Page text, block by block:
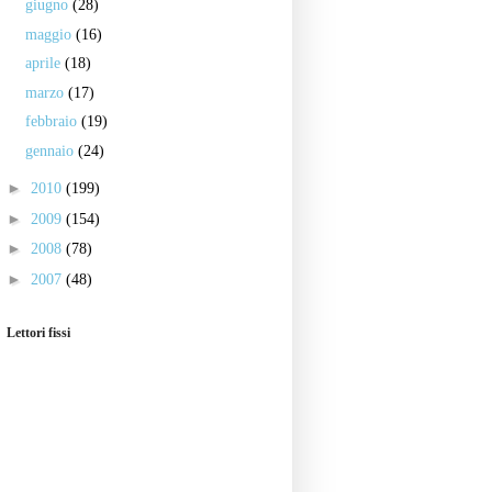
giugno (28)
maggio (16)
aprile (18)
marzo (17)
febbraio (19)
gennaio (24)
► 2010 (199)
► 2009 (154)
► 2008 (78)
► 2007 (48)
Lettori fissi